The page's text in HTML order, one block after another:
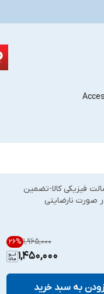
فیزیکی کالا-تضمین
صورت نارضایتی
۱٬۹۶۵٬۰۰۰ 26%
1,450,000
به سبد خرید